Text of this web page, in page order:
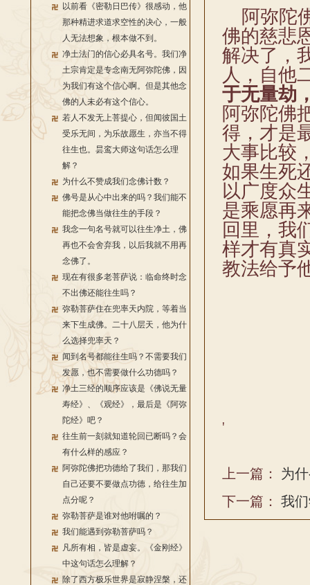
以前看《密勒日巴传》很感动，他
那种精进求道求空性的决心，一般
人无法想象，根本做不到。
净土法门的信心必具名号。我们净
土宗肯定是专念南无阿弥陀佛，因
为我们有这个信心啊。但是其他念
佛的人未必有这个信心。
若人不发无上菩提心，但闻彼国土
受乐无间，为乐故愿生，亦当不得
往生也。昙鸾大师这句话怎么理
解？
为什么不赞成我们念佛计数？
佛号是从心中出来的吗？我们能不
能把念佛当做往生的手段？
我念一句名号就可以往生净土，佛
再也不会舍弃我，以后我就不用再
念佛了。
现在有很多老菩萨说：临命终时念
不出佛还能往生吗？
弥勒菩萨住在兜率天内院，等着当
来下生成佛。二十八层天，他为什
么选择兜率天？
闻到名号都能往生吗？不需要我们
发愿，也不需要做什么功德吗？
净土三经的顺序应该是《佛说无量
寿经》、《观经》，最后是《阿弥
陀经》吧？
往生前一刻就知道轮回已断吗？会
有什么样的感应？
阿弥陀佛把功德给了我们，那我们
自己还要不要做点功德，给往生加
点分呢？
弥勒菩萨是谁对他咐嘱的？
我们能遇到弥勒菩萨吗？
凡所有相，皆是虚妄。《金刚经》
中这句话怎么理解？
除了西方极乐世界是寂静涅槃，还
阿弥陀
佛的慈悲
解决了，
人，自他
于无量劫
阿弥陀佛
得，才是
大事比较
如果生死
以广度众
是乘愿再
回里，我
样才有真
教法给予
'
上一篇： 为
下一篇： 我